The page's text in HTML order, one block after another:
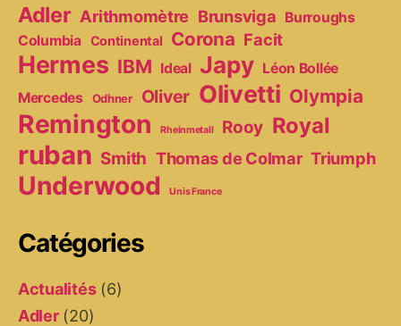
Adler Arithmomètre Brunsviga Burroughs
Columbia Continental Corona Facit
Hermes IBM Ideal Japy Léon Bollée
Mercedes
Odhner Oliver Olivetti Olympia
Remington Rheinmetall Rooy Royal
ruban Smith Thomas de Colmar Triumph
Underwood Unis France
Catégories
Actualités(6)
Adler(20)